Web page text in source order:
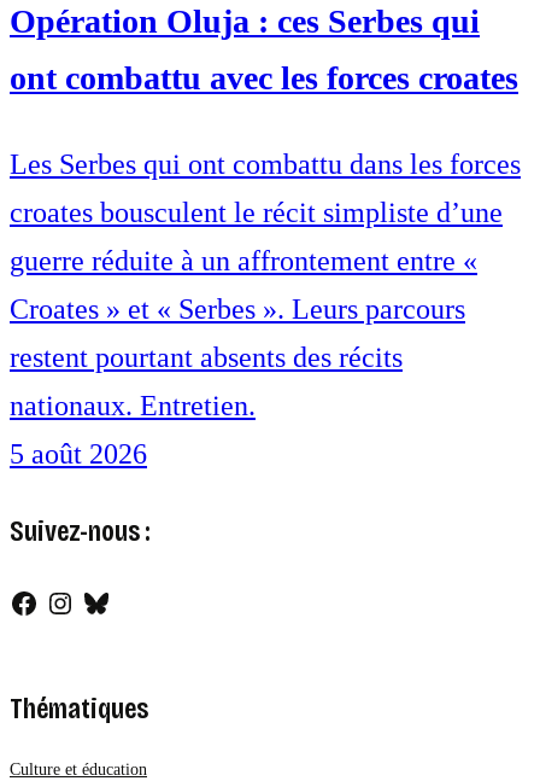
Opération Oluja : ces Serbes qui
ont combattu avec les forces croates
Les Serbes qui ont combattu dans les forces
croates bousculent le récit simpliste d’une
guerre réduite à un affrontement entre «
Croates » et « Serbes ». Leurs parcours
restent pourtant absents des récits
nationaux. Entretien.
5 août 2026
Suivez-nous :
Facebook
Instagram
Bluesky
Thématiques
Culture et éducation